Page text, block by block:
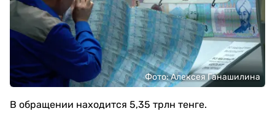
Фото: Алексея Ганашилина
В обращении находится 5,35 трлн тенге.